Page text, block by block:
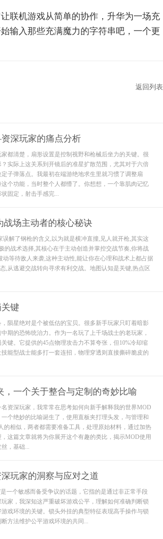
联机游戏从简单的协作，升华为一场充
输入那些充满魔力的字符串吧，一个更
返回列表
深玩家的痛点分析
都清楚，扇形设置是控制视野和枪械后坐力的关键。很
实际上这关系到开镜后的准星扩散范围，尤其对于六倍
子弹落点。我最初在端游绝地求生里就习惯了调整扇
个功能，当时整个人都懵了。你想想，一个靠肌肉记忆
固定，射击手感完...
战场主动者的核心秘诀
解了钢枪的含义,以为就是横冲直撞,见人就开枪,其实这
的战术选择,其核心在于主动创造并掌控交战节奏,你将战
等待敌人来袭,这种主动性,能让你在心理和战术上都占据
,从逃避交战转向寻求有利交战。地图认知是关键,热点区
键
陨星绝对是个被低估的宝贝。很多新手玩家只盯着暗影
期的恐怖统治力。作为一名玩了上千场战士的老玩家，
键。它提供的45点物理攻击力不算夸张，但10%冷却缩
能型战士能多打一套连招，物理穿透则直接撕碎脆皮的
，一个关于整合与定制的奇妙比喻
资深玩家，我常常在思考如何向新手解释我的世界MOD
个绝妙的比喻诞生了，使用直板夹打理头发，与管理和
的相似，两者都需要准备工具，处理原始材料，通过加热
这篇文章就将为你展开这个有趣的类比，揭示MOD使用
，基础...
玩家的洞察与应对之道
一个敏感而备受争议的话题，它指的是通过非正常手段
家，我深知这严重破坏游戏公平，理解如何准确判断锁
戏环境的关键。锁头外挂的典型特征表现高手操作与锁
方法维护公平游戏环境的共同...